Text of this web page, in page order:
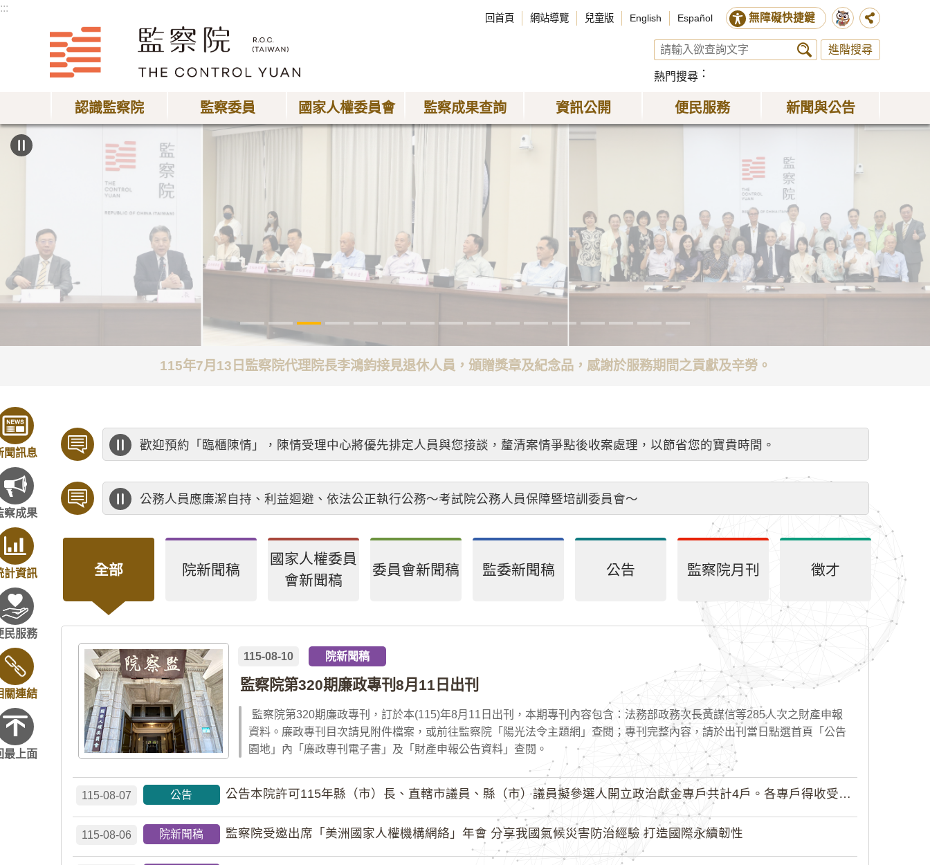
:::
回首頁 網站導覽 兒童版 English Español 無障礙快捷鍵
進階搜尋
熱門搜尋
認識監察院 監察委員 國家人權委員會 監察成果查詢 資訊公開 便民服務 新聞與公告
:::
115年7月13日監察院代理院長李鴻鈞接見退休人員，頒贈獎章及紀念品，感謝於服務期間之貢獻及辛勞。
聞訊息
察成果
計資訊
民服務
關連結
最上面
歡迎預約「臨櫃陳情」，陳情受理中心將優先排定人員與您接談，釐清案情爭點後收案處理，以節省您的寶貴時間。
公務人員應廉潔自持、利益迴避、依法公正執行公務～考試院公務人員保障暨培訓委員會～
全部 院新聞稿
國家人權委員
會新聞稿
委員會新聞稿 監委新聞稿 公告 監察院月刊 徵才
監察院第320期廉政專刊8月11日出刊
115-08-10 院新聞稿
監察院第320期廉政專刊，訂於本(115)年8月11日出刊，本期專刊內容包含：法務部政務次長黃謀信等285人次之財產申報
資料。廉政專刊目次請見附件檔案，或前往監察院「陽光法令主題網」查閱；專刊完整內容，請於出刊當日點選首頁「公告
園地」內「廉政專刊電子書」及「財產申報公告資料」查閱。
115-08-07 公告 公告本院許可115年縣（市）長、直轄市議員、縣（市）議員擬參選人開立政治獻金專戶共計4戶。各專戶得收受政治...
115-08-06 院新聞稿 監察院受邀出席「美洲國家人權機構網絡」年會 分享我國氣候災害防治經驗 打造國際永續韌性